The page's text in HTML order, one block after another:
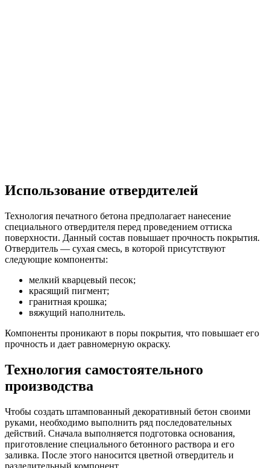
Использование отвердителей
Технология печатного бетона предполагает нанесение
специального отвердителя перед проведением оттиска
поверхности. Данный состав повышает прочность покрытия.
Отвердитель — сухая смесь, в которой присутствуют
следующие компоненты:
мелкий кварцевый песок;
красящий пигмент;
гранитная крошка;
вяжущий наполнитель.
Компоненты проникают в поры покрытия, что повышает его
прочность и дает равномерную окраску.
Технология самостоятельного
производства
Чтобы создать штампованный декоративный бетон своими
руками, необходимо выполнить ряд последовательных
действий. Сначала выполняется подготовка основания,
приготовление специального бетонного раствора и его
заливка. После этого наносится цветной отвердитель и
разделительный компонент.